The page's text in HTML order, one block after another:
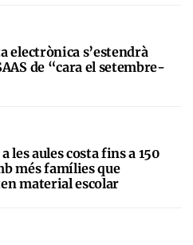
electrònica s’estendrà
de “cara el setembre-
les aules costa fins a 150
més famílies que
material escolar